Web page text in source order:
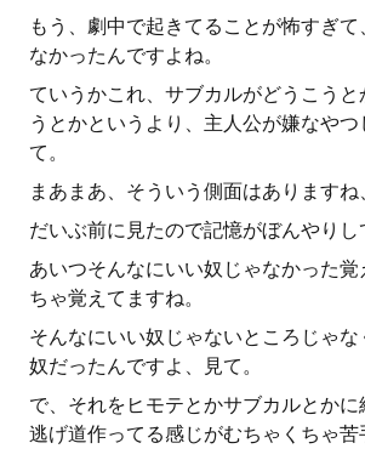
もう、劇中で起きてることが怖すぎ
なかったんですよね。
ていうかこれ、サブカルがどうこうと
うとかというより、主人公が嫌なや
て。
まあまあ、そういう側面はありますね
だいぶ前に見たので記憶がぼんやりし
あいつそんなにいい奴じゃなかった覚
ちゃ覚えてますね。
そんなにいい奴じゃないところじゃ
奴だったんですよ、見て。
で、それをヒモテとかサブカルとかに
逃げ道作ってる感じがむちゃくちゃ苦